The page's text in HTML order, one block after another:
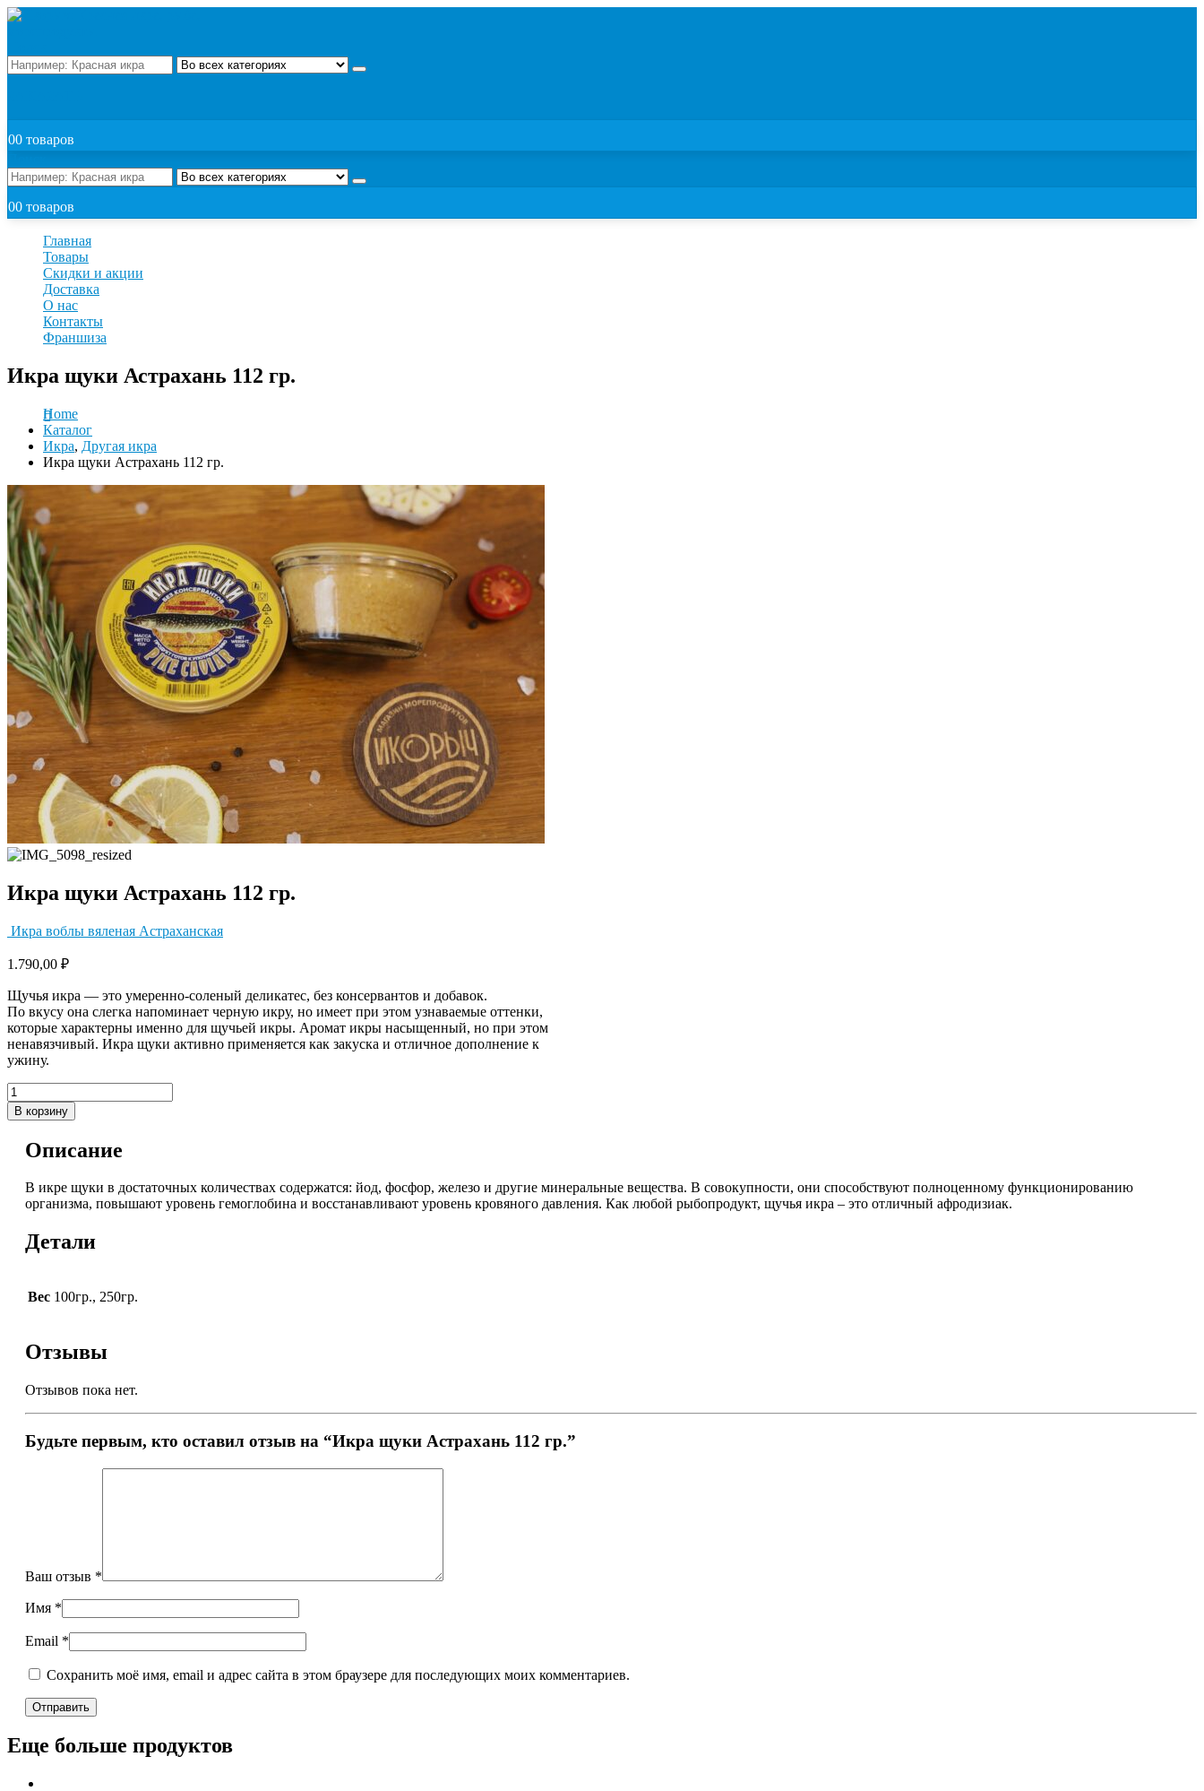
00 товаров
00 товаров
Главная
Товары
Скидки и акции
Доставка
О нас
Контакты
Франшиза
Икра щуки Астрахань 112 гр.
Home
Каталог
Икра, Другая икра
Икра щуки Астрахань 112 гр.
Икра щуки Астрахань 112 гр.
Икра воблы вяленая Астраханская
1.790,00 ₽
Щучья икра — это умеренно-соленый деликатес, без консервантов и добавок.
По вкусу она слегка напоминает черную икру, но имеет при этом узнаваемые оттенки,
которые характерны именно для щучьей икры. Аромат икры насыщенный, но при этом
ненавязчивый. Икра щуки активно применяется как закуска и отличное дополнение к
ужину.
В корзину
Описание
В икре щуки в достаточных количествах содержатся: йод, фосфор, железо и другие минеральные вещества. В совокупности, они способствуют полноценному функционированию
организма, повышают уровень гемоглобина и восстанавливают уровень кровяного давления. Как любой рыбопродукт, щучья икра – это отличный афродизиак.
Детали
Вес 100гр., 250гр.
Отзывы
Отзывов пока нет.
Будьте первым, кто оставил отзыв на “Икра щуки Астрахань 112 гр.”
Ваш отзыв *
Имя *
Email *
Сохранить моё имя, email и адрес сайта в этом браузере для последующих моих комментариев.
Еще больше продуктов